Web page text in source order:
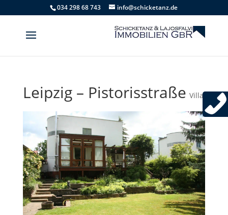
034 298 68 743 info@schicketanz.de
Leipzig – Pistorisstraße Villa